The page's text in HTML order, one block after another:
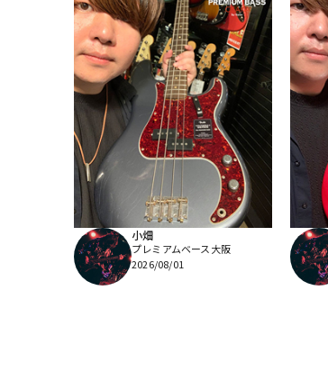
小畑
プレミアムベース大阪
2026/08/01